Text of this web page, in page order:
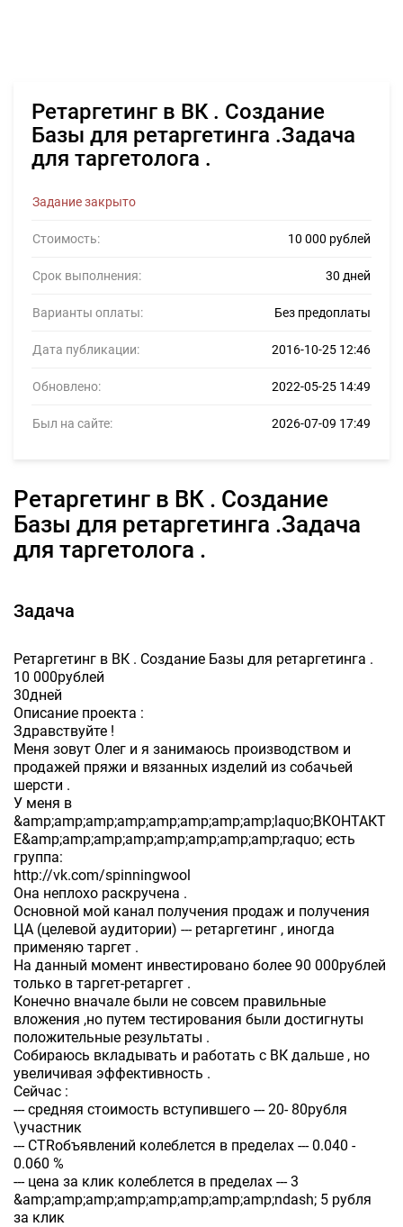
Ретаргетинг в ВК . Создание
Базы для ретаргетинга .Задача
для таргетолога .
Задание закрыто
Стоимость: 10 000 рублей
Срок выполнения: 30 дней
Варианты оплаты: Без предоплаты
Дата публикации: 2016-10-25 12:46
Обновлено: 2022-05-25 14:49
Был на сайте: 2026-07-09 17:49
Ретаргетинг в ВК . Создание
Базы для ретаргетинга .Задача
для таргетолога .
Задача
Ретаргетинг в ВК . Создание Базы для ретаргетинга .
10 000рублей
30дней
Описание проекта :
Здравствуйте !
Меня зовут Олег и я занимаюсь производством и
продажей пряжи и вязанных изделий из собачьей
шерсти .
У меня в
&amp;amp;amp;amp;amp;amp;amp;amp;laquo;ВКОНТАКТ
Е&amp;amp;amp;amp;amp;amp;amp;amp;raquo; есть
группа:
http://vk.com/spinningwool
Она неплохо раскручена .
Основной мой канал получения продаж и получения
ЦА (целевой аудитории) --- ретаргетинг , иногда
применяю таргет .
На данный момент инвестировано более 90 000рублей
только в таргет-ретаргет .
Конечно вначале были не совсем правильные
вложения ,но путем тестирования были достигнуты
положительные результаты .
Собираюсь вкладывать и работать с ВК дальше , но
увеличивая эффективность .
Сейчас :
--- средняя стоимость вступившего --- 20- 80рубля
\участник
--- CTRобъявлений колеблется в пределах --- 0.040 -
0.060 %
--- цена за клик колеблется в пределах --- 3
&amp;amp;amp;amp;amp;amp;amp;amp;ndash; 5 рубля
за клик